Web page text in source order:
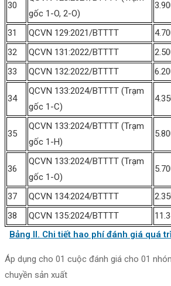
30
gốc 1-O, 2-O)
31 QCVN 129:2021/BTTTT
32
QCVN 131:2022/BTTTT
33
QCVN 132:2022/BTTTT
34
QCVN 133:2024/BTTTT (Trạm
gốc 1-C)
35
QCVN 133:2024/BTTTT (Trạm
gốc 1-H)
36
QCVN 133:2024/BTTTT (Trạm
gốc 1-O)
37 QCVN 134:2024/BTTTT
38
QCVN 135:2024/BTTTT
Bảng II. Chi tiết hao phí đánh giá quá
Áp dụng cho 01 cuộc đánh giá cho 01
chuyền sản xuất